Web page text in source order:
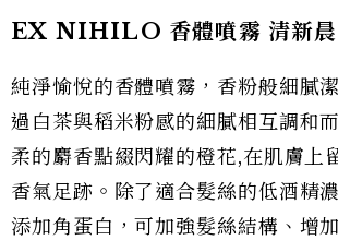
EX NIHILO 香體噴霧 清新
純淨愉悅的香體噴霧，香粉般細膩
過白茶與稻米粉感的細膩相互調和
柔的麝香點綴閃耀的橙花,在肌膚上
香氣足跡。除了適合髮絲的低酒精
添加角蛋白，可加強髮絲結構、增